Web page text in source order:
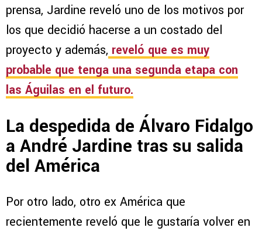
prensa, Jardine reveló uno de los motivos por
los que decidió hacerse a un costado del
proyecto y además, reveló que es muy
probable que tenga una segunda etapa con
las Águilas en el futuro.
La despedida de Álvaro Fidalgo
a André Jardine tras su salida
del América
Por otro lado, otro ex América que
recientemente reveló que le gustaría volver en